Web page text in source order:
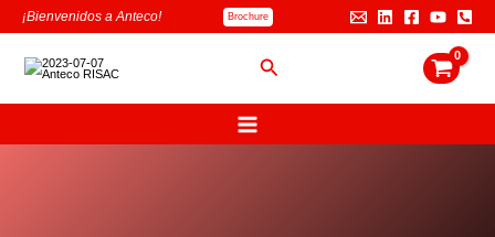
¡Bienvenidos a Anteco! Brochure
Buscar
B
u
s
c
a